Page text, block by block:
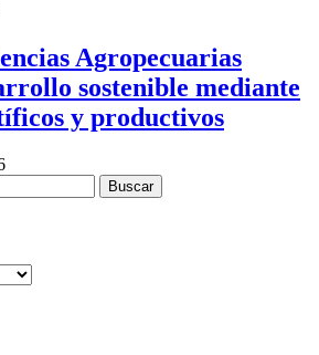
Agropecuarias
sostenible mediante
y productivos